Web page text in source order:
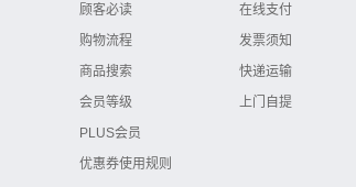
顾客必读
购物流程
商品搜索
会员等级
PLUS会员
优惠券使用规则
在线支付
发票须知
快递运输
上门自提